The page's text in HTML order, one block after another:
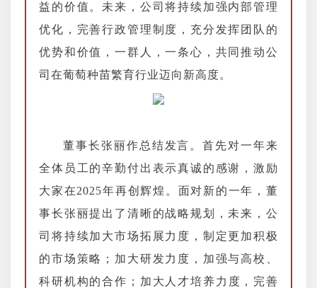
益的价值。未来，公司将持续加强内部管理
优化，完善行政管理制度，充分发挥团队的
优势和价值，一群人，一条心，共同推动公
司在葡萄种苗繁育行业迈向新高度。
董事长张丽作总结发言。首先对一年来
全体员工的辛勤付出表示真诚的感谢，激励
大家在2025年再创辉煌。面对新的一年，董
事长张丽提出了清晰的战略规划，未来，公
司将持续加大市场拓展力度，制定更加积极
的市场策略；加大研发力度，加强与高校、
科研机构的合作；加大人才培养力度，完善